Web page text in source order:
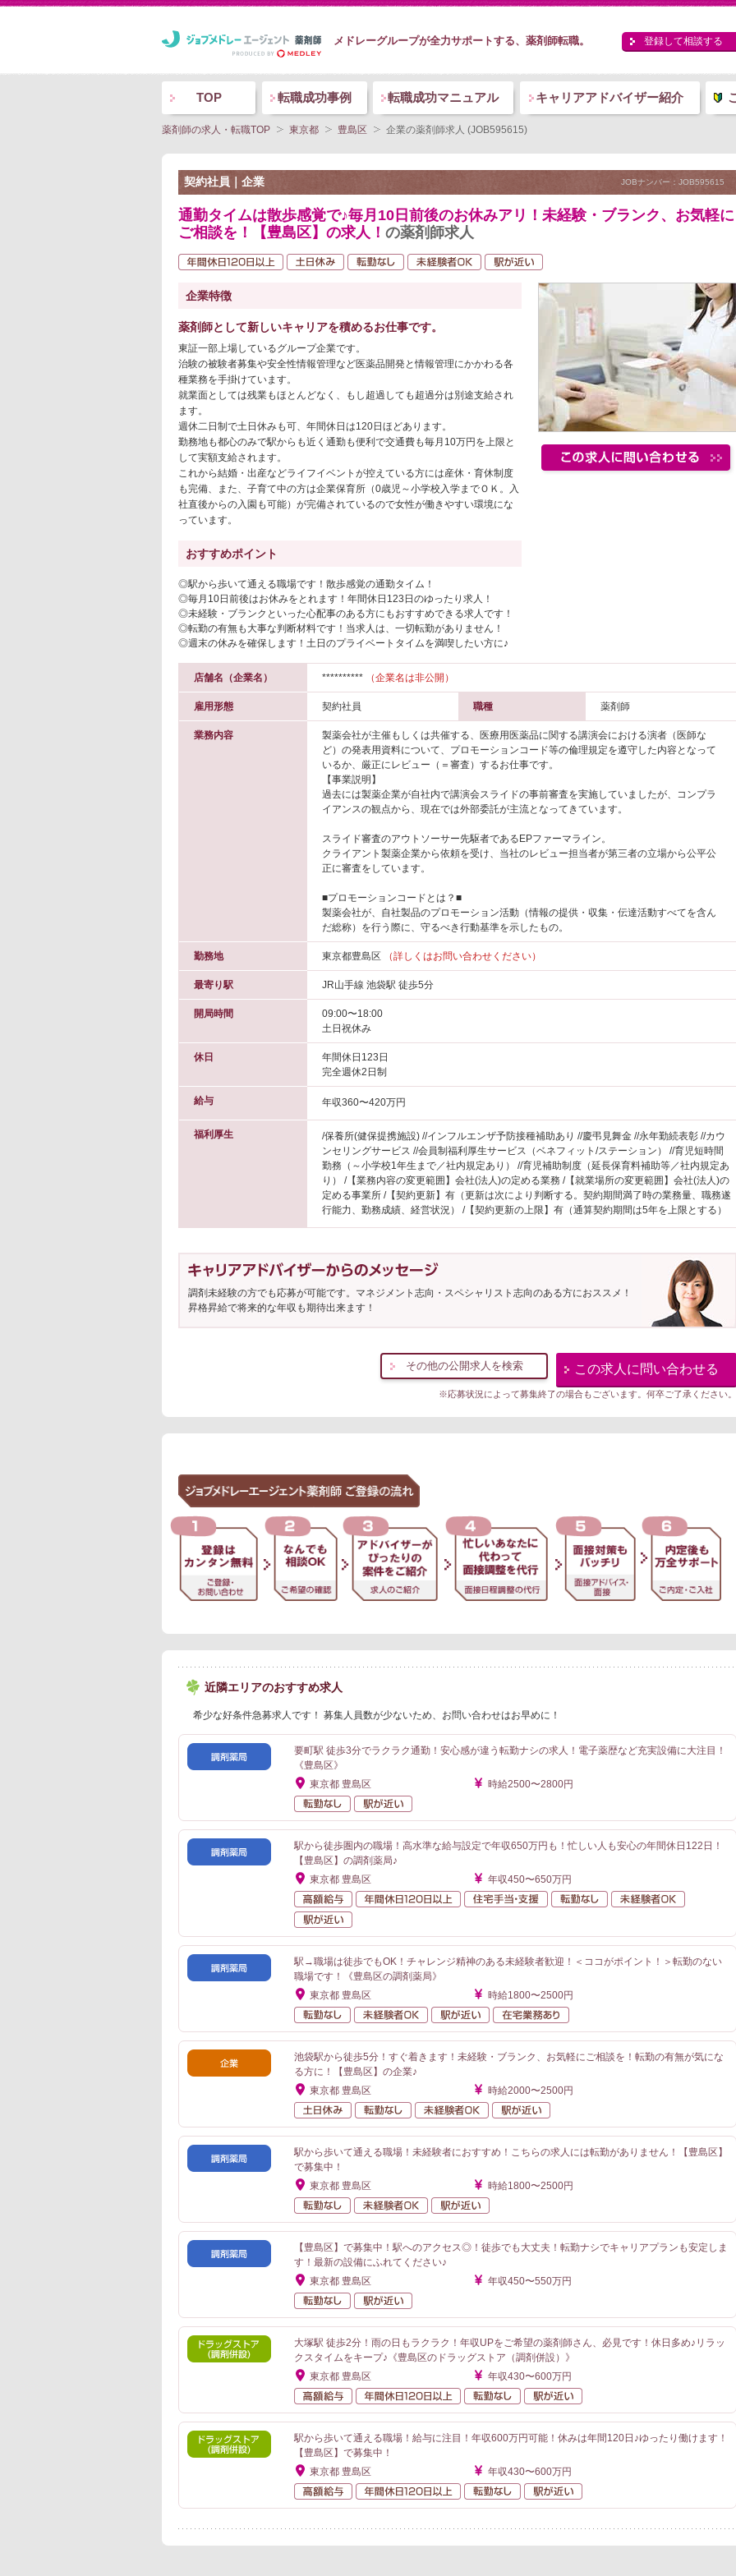
メドレーグループが全力サポートする、薬剤師転職。 登録して相談する
TOP 転職成功事例 転職成功マニュアル キャリアアドバイザー紹介
薬剤師の求人・転職TOP 東京都 豊島区 企業の薬剤師求人 (JOB595615)
契約社員｜企業 JOBナンバー：JOB595615
通勤タイムは散歩感覚で♪毎月10日前後のお休みアリ！未経験・ブランク、お気軽に
ご相談を！【豊島区】の求人！ の薬剤師求人
企業特徴
薬剤師として新しいキャリアを積めるお仕事です。
東証一部上場しているグループ企業です。
治験の被験者募集や安全性情報管理など医薬品開発と情報管理にかかわる各
種業務を手掛けています。
就業面としては残業もほとんどなく、もし超過しても超過分は別途支給され
ます。
週休二日制で土日休みも可、年間休日は120日ほどあります。
勤務地も都心のみで駅からも近く通勤も便利で交通費も毎月10万円を上限と
して実額支給されます。
これから結婚・出産などライフイベントが控えている方には産休・育休制度
も完備、また、子育て中の方は企業保育所（0歳児～小学校入学までＯＫ。入
社直後からの入園も可能）が完備されているので女性が働きやすい環境にな
っています。
おすすめポイント
◎駅から歩いて通える職場です！散歩感覚の通勤タイム！
◎毎月10日前後はお休みをとれます！年間休日123日のゆったり求人！
◎未経験・ブランクといった心配事のある方にもおすすめできる求人です！
◎転勤の有無も大事な判断材料です！当求人は、一切転勤がありません！
◎週末の休みを確保します！土日のプライベートタイムを満喫したい方に♪
店舗名（企業名） ********** （企業名は非公開）
雇用形態 契約社員 職種 薬剤師
業務内容
製薬会社が主催もしくは共催する、医療用医薬品に関する講演会における演者（医師な
ど）の発表用資料について、プロモーションコード等の倫理規定を遵守した内容となって
いるか、厳正にレビュー（＝審査）するお仕事です。
【事業説明】
過去には製薬企業が自社内で講演会スライドの事前審査を実施していましたが、コンプラ
イアンスの観点から、現在では外部委託が主流となってきています。
スライド審査のアウトソーサー先駆者であるEPファーマライン。
クライアント製薬企業から依頼を受け、当社のレビュー担当者が第三者の立場から公平公
正に審査をしています。
■プロモーションコードとは？■
製薬会社が、自社製品のプロモーション活動（情報の提供・収集・伝達活動すべてを含ん
だ総称）を行う際に、守るべき行動基準を示したもの。
勤務地 東京都豊島区 （詳しくはお問い合わせください）
最寄り駅 JR山手線 池袋駅 徒歩5分
開局時間
09:00〜18:00
土日祝休み
休日
年間休日123日
完全週休2日制
給与 年収360〜420万円
福利厚生
/保養所(健保提携施設) //インフルエンザ予防接種補助あり //慶弔見舞金 //永年勤続表彰 //カウ
ンセリングサービス //会員制福利厚生サービス（ベネフィット/ステーション） //育児短時間
勤務（～小学校1年生まで／社内規定あり） //育児補助制度（延長保育料補助等／社内規定あ
り） /【業務内容の変更範囲】会社(法人)の定める業務 /【就業場所の変更範囲】会社(法人)の
定める事業所 /【契約更新】有（更新は次により判断する。契約期間満了時の業務量、職務遂
行能力、勤務成績、経営状況） /【契約更新の上限】有（通算契約期間は5年を上限とする）
調剤未経験の方でも応募が可能です。マネジメント志向・スペシャリスト志向のある方におススメ！
昇格昇給で将来的な年収も期待出来ます！
その他の公開求人を検索 この求人に問い合わせる
※応募状況によって募集終了の場合もございます。何卒ご了承ください。
近隣エリアのおすすめ求人
希少な好条件急募求人です！ 募集人員数が少ないため、お問い合わせはお早めに！
要町駅 徒歩3分でラクラク通勤！安心感が違う転勤ナシの求人！電子薬歴など充実設備に大注目！
《豊島区》
東京都 豊島区
時給2500〜2800円
転勤なし
駅から徒歩圏内の職場！高水準な給与設定で年収650万円も！忙しい人も安心の年間休日122日！
【豊島区】の調剤薬局♪
東京都 豊島区
年収450〜650万円
高額給与
年間休日120日以上 住宅手当・支援 転勤なし
駅→職場は徒歩でもOK！チャレンジ精神のある未経験者歓迎！＜ココがポイント！＞転勤のない
職場です！《豊島区の調剤薬局》
東京都 豊島区
時給1800〜2500円
転勤なし
未経験者OK 駅が近い
池袋駅から徒歩5分！すぐ着きます！未経験・ブランク、お気軽にご相談を！転勤の有無が気にな
る方に！【豊島区】の企業♪
東京都 豊島区
時給2000〜2500円
土日休み
転勤なし 未経験者OK
駅から歩いて通える職場！未経験者におすすめ！こちらの求人には転勤がありません！【豊島区】
で募集中！
東京都 豊島区
時給1800〜2500円
転勤なし
未経験者OK
【豊島区】で募集中！駅へのアクセス◎！徒歩でも大丈夫！転勤ナシでキャリアプランも安定しま
す！最新の設備にふれてください♪
東京都 豊島区
年収450〜550万円
転勤なし
大塚駅 徒歩2分！雨の日もラクラク！年収UPをご希望の薬剤師さん、必見です！休日多め♪リラッ
クスタイムをキープ♪《豊島区のドラッグストア（調剤併設）》
東京都 豊島区
年収430〜600万円
高額給与
年間休日120日以上
転勤なし
駅から歩いて通える職場！給与に注目！年収600万円可能！休みは年間120日♪ゆったり働けます！
【豊島区】で募集中！
東京都 豊島区
年収430〜600万円
高額給与
年間休日120日以上
転勤なし